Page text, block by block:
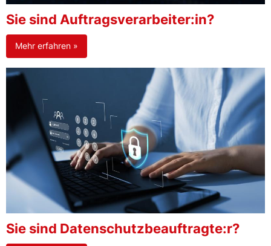
Sie sind Auftragsverarbeiter:in?
Mehr erfahren »
Sie sind Datenschutzbeauftragte:r?